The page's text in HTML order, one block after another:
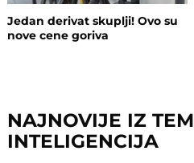
Jedan derivat skuplji! Ovo su
nove cene goriva
NAJNOVIJE IZ
INTELIGENCIJA